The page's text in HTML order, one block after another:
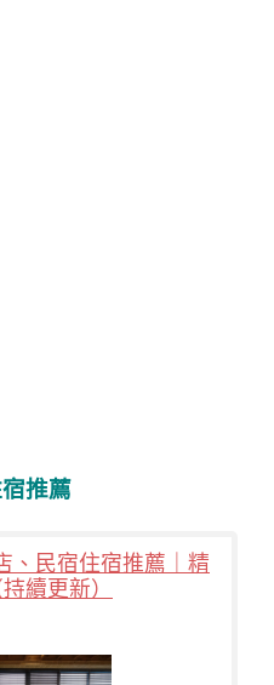
推薦
、民宿住宿推薦｜精
續更新）